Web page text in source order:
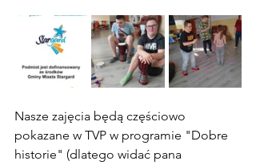
Nasze zajęcia będą częściowo
pokazane w TVP w programie "Dobre
historie" (dlatego widać pana